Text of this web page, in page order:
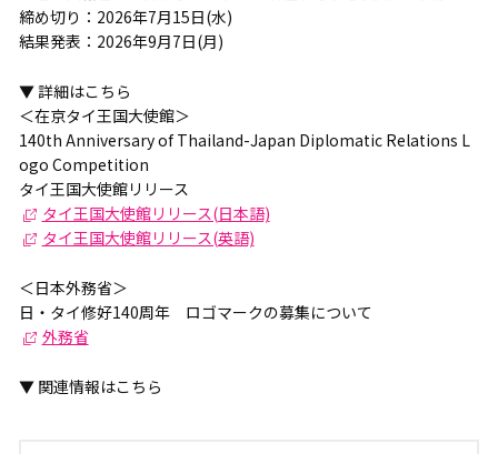
締め切り：2026年7月15日(水)
結果発表：2026年9月7日(月)
▼ 詳細はこちら
＜在京タイ王国大使館＞
140th Anniversary of Thailand-Japan Diplomatic Relations L
ogo Competition
タイ王国大使館リリース
タイ王国大使館リリース(日本語)
タイ王国大使館リリース(英語)
＜日本外務省＞
日・タイ修好140周年 ロゴマークの募集について
外務省
▼ 関連情報はこちら